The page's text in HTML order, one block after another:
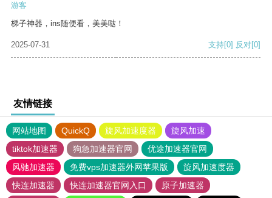
游客
梯子神器，ins随便看，美美哒！
2025-07-31 支持[0] 反对[0]
友情链接
网站地图 QuickQ 旋风加速度器
旋风加速
tiktok加速器
狗急加速器官网
优途加速器官网
风驰加速器
免费vps加速器外网苹果版
旋风加速度器
快连加速器
快连加速器官网入口
原子加速器